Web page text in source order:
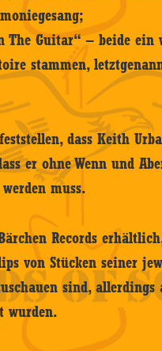
The Guitar“ – beide ein
stammen,
dass Keith
er ohne Wenn und
muss.
Records
von Stücken seiner
sind, allerdings
wurden.